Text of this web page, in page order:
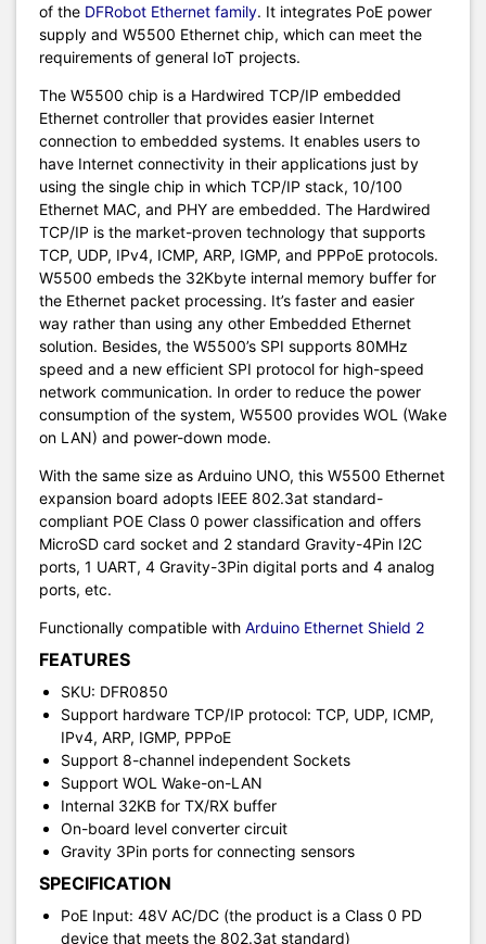
of the DFRobot Ethernet family. It integrates PoE power
supply and W5500 Ethernet chip, which can meet the
requirements of general IoT projects.
The W5500 chip is a Hardwired TCP/IP embedded
Ethernet controller that provides easier Internet
connection to embedded systems. It enables users to
have Internet connectivity in their applications just by
using the single chip in which TCP/IP stack, 10/100
Ethernet MAC, and PHY are embedded. The Hardwired
TCP/IP is the market-proven technology that supports
TCP, UDP, IPv4, ICMP, ARP, IGMP, and PPPoE protocols.
W5500 embeds the 32Kbyte internal memory buffer for
the Ethernet packet processing. It’s faster and easier
way rather than using any other Embedded Ethernet
solution. Besides, the W5500’s SPI supports 80MHz
speed and a new efficient SPI protocol for high-speed
network communication. In order to reduce the power
consumption of the system, W5500 provides WOL (Wake
on LAN) and power-down mode.
With the same size as Arduino UNO, this W5500 Ethernet
expansion board adopts IEEE 802.3at standard-
compliant POE Class 0 power classification and offers
MicroSD card socket and 2 standard Gravity-4Pin I2C
ports, 1 UART, 4 Gravity-3Pin digital ports and 4 analog
ports, etc.
Functionally compatible with Arduino Ethernet Shield 2
FEATURES
SKU: DFR0850
Support hardware TCP/IP protocol: TCP, UDP, ICMP,
IPv4, ARP, IGMP, PPPoE
Support 8-channel independent Sockets
Support WOL Wake-on-LAN
Internal 32KB for TX/RX buffer
On-board level converter circuit
Gravity 3Pin ports for connecting sensors
SPECIFICATION
PoE Input: 48V AC/DC (the product is a Class 0 PD
device that meets the 802.3at standard)